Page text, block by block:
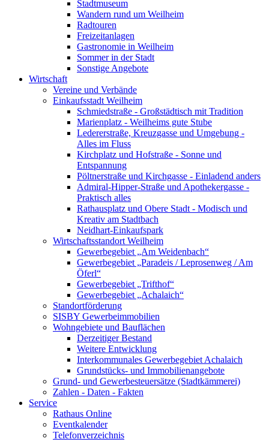
Stadtmuseum
Wandern rund um Weilheim
Radtouren
Freizeitanlagen
Gastronomie in Weilheim
Sommer in der Stadt
Sonstige Angebote
Wirtschaft
Vereine und Verbände
Einkaufsstadt Weilheim
Schmiedstraße - Großstädtisch mit Tradition
Marienplatz - Weilheims gute Stube
Ledererstraße, Kreuzgasse und Umgebung -
Alles im Fluss
Kirchplatz und Hofstraße - Sonne und
Entspannung
Pöltnerstraße und Kirchgasse - Einladend anders
Admiral-Hipper-Straße und Apothekergasse -
Praktisch alles
Rathausplatz und Obere Stadt - Modisch und
Kreativ am Stadtbach
Neidhart-Einkaufspark
Wirtschaftsstandort Weilheim
Gewerbegebiet „Am Weidenbach“
Gewerbegebiet „Paradeis / Leprosenweg / Am
Öferl“
Gewerbegebiet „Trifthof“
Gewerbegebiet „Achalaich“
Standortförderung
SISBY Gewerbeimmobilien
Wohngebiete und Bauflächen
Derzeitiger Bestand
Weitere Entwicklung
Interkommunales Gewerbegebiet Achalaich
Grundstücks- und Immobilienangebote
Grund- und Gewerbesteuersätze (Stadtkämmerei)
Zahlen - Daten - Fakten
Service
Rathaus Online
Eventkalender
Telefonverzeichnis